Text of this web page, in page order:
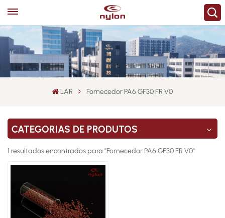
LAR Fornecedor PA6 GF30 FR V0
CATEGORIAS DE PRODUTOS
1 resultados encontrados para "Fornecedor PA6 GF30 FR V0"